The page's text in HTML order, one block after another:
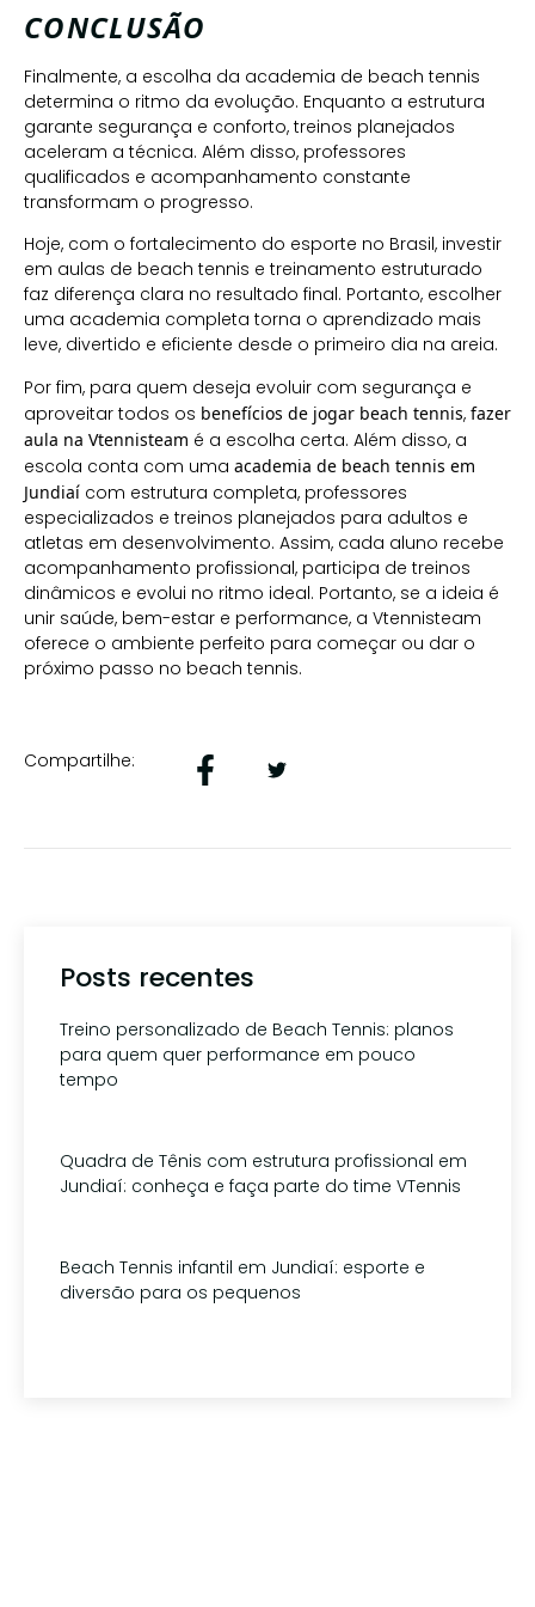
CONCLUSÃO
Finalmente, a escolha da academia de beach tennis
determina o ritmo da evolução. Enquanto a estrutura
garante segurança e conforto, treinos planejados
aceleram a técnica. Além disso, professores
qualificados e acompanhamento constante
transformam o progresso.
Hoje, com o fortalecimento do esporte no Brasil, investir
em aulas de beach tennis e treinamento estruturado
faz diferença clara no resultado final. Portanto, escolher
uma academia completa torna o aprendizado mais
leve, divertido e eficiente desde o primeiro dia na areia.
Por fim, para quem deseja evoluir com segurança e
aproveitar todos os benefícios de jogar beach tennis, fazer
aula na Vtennisteam é a escolha certa. Além disso, a
escola conta com uma academia de beach tennis em
Jundiaí com estrutura completa, professores
especializados e treinos planejados para adultos e
atletas em desenvolvimento. Assim, cada aluno recebe
acompanhamento profissional, participa de treinos
dinâmicos e evolui no ritmo ideal. Portanto, se a ideia é
unir saúde, bem-estar e performance, a Vtennisteam
oferece o ambiente perfeito para começar ou dar o
próximo passo no beach tennis.
Compartilhe:
Posts recentes
Treino personalizado de Beach Tennis: planos
para quem quer performance em pouco
tempo
Quadra de Tênis com estrutura profissional em
Jundiaí: conheça e faça parte do time VTennis
Beach Tennis infantil em Jundiaí: esporte e
diversão para os pequenos